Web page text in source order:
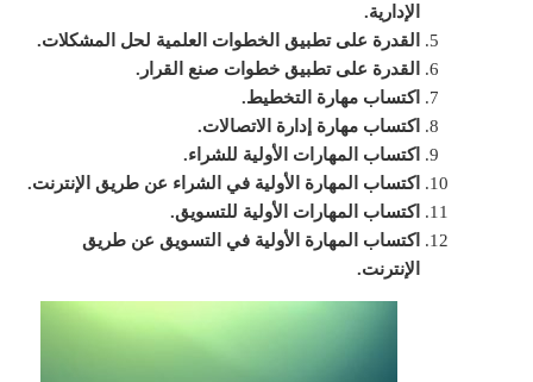
الإدارية.
القدرة على تطبيق الخطوات العلمية لحل المشكلات.
القدرة على تطبيق خطوات صنع القرار.
اكتساب مهارة التخطيط.
اكتساب مهارة إدارة الاتصالات.
اكتساب المهارات الأولية للشراء.
اكتساب المهارة الأولية في الشراء عن طريق الإنترنت.
اكتساب المهارات الأولية للتسويق.
اكتساب المهارة الأولية في التسويق عن طريق
الإنترنت.